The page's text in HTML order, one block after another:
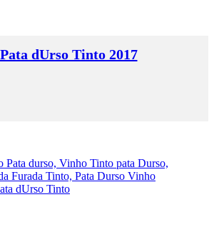
Pata dUrso Tinto 2017